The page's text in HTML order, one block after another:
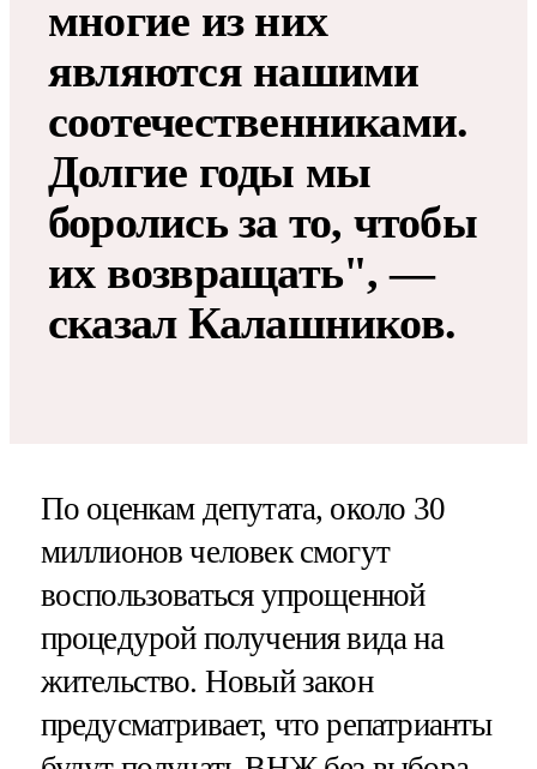
многие из них
являются нашими
соотечественниками.
Долгие годы мы
боролись за то, чтобы
их возвращать", —
сказал Калашников.
По оценкам депутата, около 30
миллионов человек смогут
воспользоваться упрощенной
процедурой получения вида на
жительство. Новый закон
предусматривает, что репатрианты